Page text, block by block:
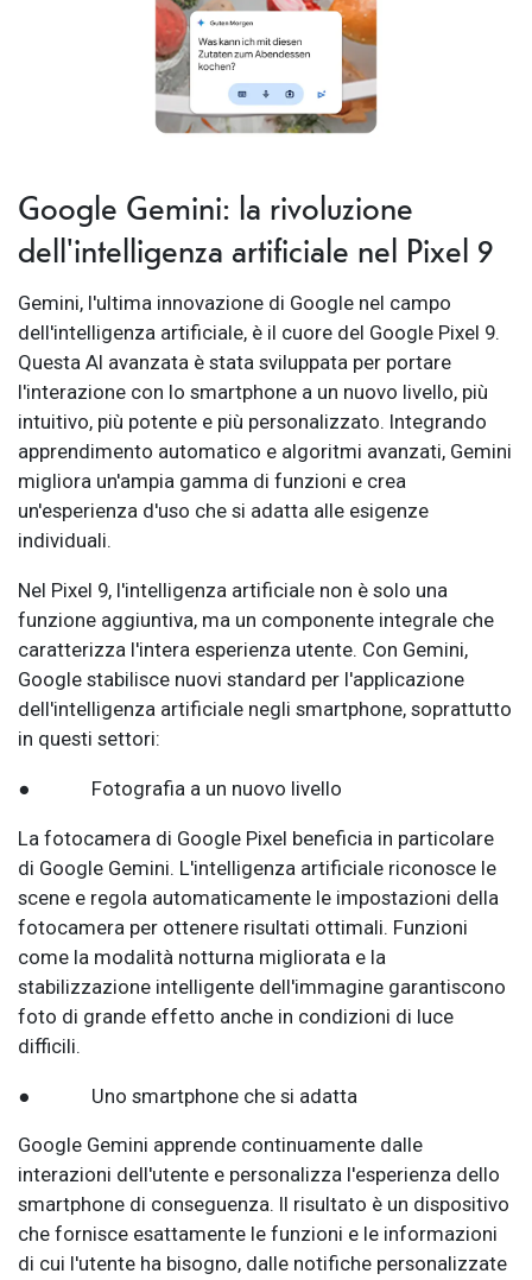
Google Gemini: la rivoluzione
dell'intelligenza artificiale nel Pixel 9
Gemini, l'ultima innovazione di Google nel campo
dell'intelligenza artificiale, è il cuore del Google Pixel 9.
Questa AI avanzata è stata sviluppata per portare
l'interazione con lo smartphone a un nuovo livello, più
intuitivo, più potente e più personalizzato. Integrando
apprendimento automatico e algoritmi avanzati, Gemini
migliora un'ampia gamma di funzioni e crea
un'esperienza d'uso che si adatta alle esigenze
individuali.
Nel Pixel 9, l'intelligenza artificiale non è solo una
funzione aggiuntiva, ma un componente integrale che
caratterizza l'intera esperienza utente. Con Gemini,
Google stabilisce nuovi standard per l'applicazione
dell'intelligenza artificiale negli smartphone, soprattutto
in questi settori:
● Fotografia a un nuovo livello
La fotocamera di Google Pixel beneficia in particolare
di Google Gemini. L'intelligenza artificiale riconosce le
scene e regola automaticamente le impostazioni della
fotocamera per ottenere risultati ottimali. Funzioni
come la modalità notturna migliorata e la
stabilizzazione intelligente dell'immagine garantiscono
foto di grande effetto anche in condizioni di luce
difficili.
● Uno smartphone che si adatta
Google Gemini apprende continuamente dalle
interazioni dell'utente e personalizza l'esperienza dello
smartphone di conseguenza. Il risultato è un dispositivo
che fornisce esattamente le funzioni e le informazioni
di cui l'utente ha bisogno, dalle notifiche personalizzate